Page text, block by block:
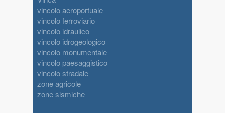
vincolo aeroportuale
vincolo ferroviario
vincolo idraulico
vincolo idrogeologico
vincolo monumentale
vincolo paesaggistico
vincolo stradale
zone agricole
zone sismiche